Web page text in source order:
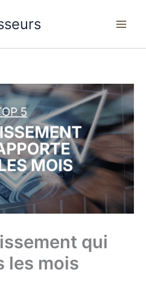
qui
les mois